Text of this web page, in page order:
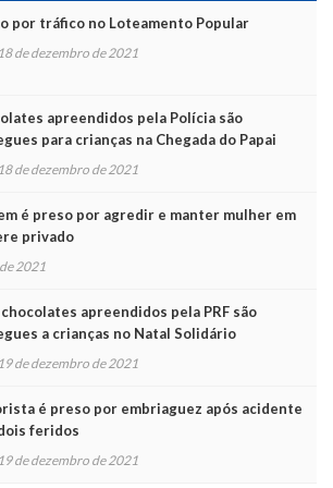
por tráfico no Loteamento Popular
18 de dezembro de 2021
apreendidos pela Polícia são
para crianças na Chegada do Papai
18 de dezembro de 2021
é preso por agredir e manter mulher em
privado
2021
apreendidos pela PRF são
a crianças no Natal Solidário
19 de dezembro de 2021
é preso por embriaguez após acidente
feridos
19 de dezembro de 2021